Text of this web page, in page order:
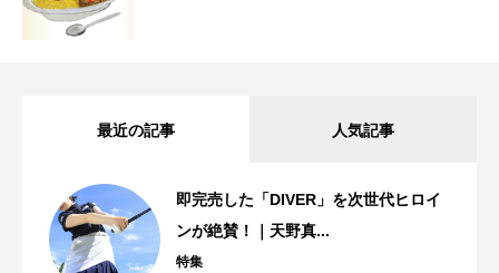
最近の記事 人気記事
即完売した「DIVER」を次世代ヒロイ
ンが絶賛！｜天野真...
特集